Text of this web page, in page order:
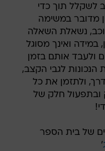
לשקלל תוך כדי
מדובר במשימה
נשאלת השאלה
במידה ואינך מסוגל
ולעבד אותם בזמן
לגבי הקצב,
ולתזמן את כל
ובתפעול חלק של
של בית הספר
'